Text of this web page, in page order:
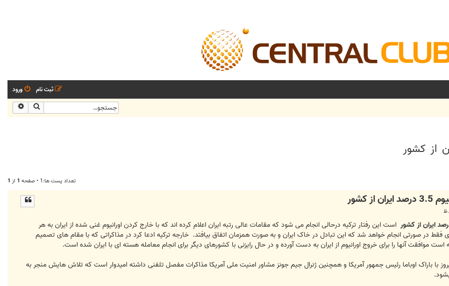
ورود
ثبت نام
جستجو
تعداد پست ها:1 • صفحه 1 از 1
کشور
است این رفتار ترکیه درحالی انجام می شود که مقامات عالی رتبه ایران اعلام کرده اند که با خارج کردن اورانیوم غنی شده از ایران به هر
در صورتی انجام خواهد شد که این تبادل در خاک ایران و به صورت همزمان اتفاق بیافتد. خارجه ترکیه ادعا کرد در مذاکراتی که با مقام های تصمیم
موافقت آنها را برای خروج اورانیوم از ایران به دست آورده و در حال رایزنی با کشورهای دیگر برای انجام معامله هسته ای با ایران شده است.
با باراک اوباما رئیس جمهور آمریکا و همچنین ژنرال جیم جونز مشاور امنیت ملی آمریکا مذاکرات مفصل تلفنی داشته امیدوار است که تلاش هایش منجر به